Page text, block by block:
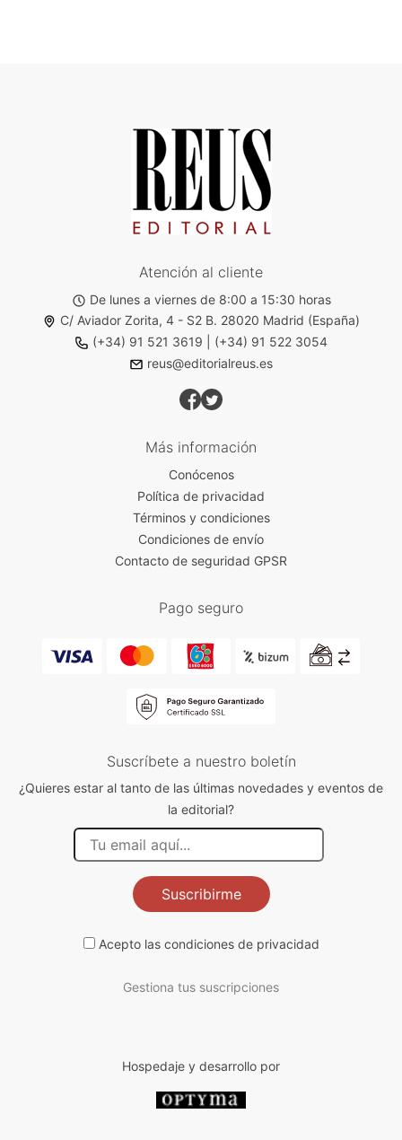
Atención al cliente
De lunes a viernes de 8:00 a 15:30 horas
C/ Aviador Zorita, 4 - S2 B. 28020 Madrid (España)
(+34) 91 521 3619
(+34) 91 522 3054
reus@editorialreus.es
Más información
Conócenos
Política de privacidad
Términos y condiciones
Condiciones de envío
Contacto de seguridad GPSR
Pago seguro
Suscríbete a nuestro boletín
¿Quieres estar al tanto de las últimas novedades y eventos de
la editorial?
Suscribirme
Acepto las condiciones de privacidad
Gestiona tus suscripciones
Hospedaje y desarrollo por